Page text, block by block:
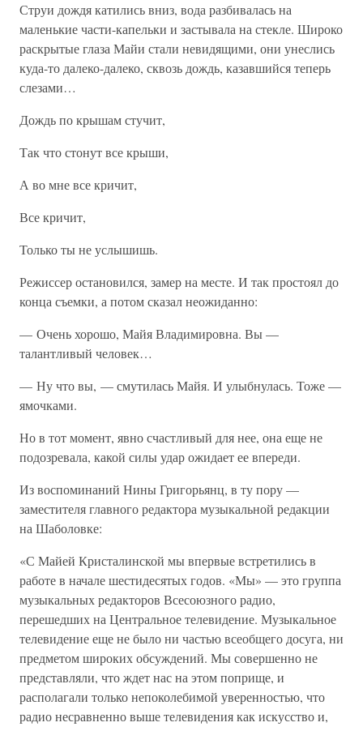
Струи дождя катились вниз, вода разбивалась на
маленькие части-капельки и застывала на стекле. Широко
раскрытые глаза Майи стали невидящими, они унеслись
куда-то далеко-далеко, сквозь дождь, казавшийся теперь
слезами…
Дождь по крышам стучит,
Так что стонут все крыши,
А во мне все кричит,
Все кричит,
Только ты не услышишь.
Режиссер остановился, замер на месте. И так простоял до
конца съемки, а потом сказал неожиданно:
— Очень хорошо, Майя Владимировна. Вы —
талантливый человек…
— Ну что вы, — смутилась Майя. И улыбнулась. Тоже —
ямочками.
Но в тот момент, явно счастливый для нее, она еще не
подозревала, какой силы удар ожидает ее впереди.
Из воспоминаний Нины Григорьянц, в ту пору —
заместителя главного редактора музыкальной редакции
на Шаболовке:
«С Майей Кристалинской мы впервые встретились в
работе в начале шестидесятых годов. «Мы» — это группа
музыкальных редакторов Всесоюзного радио,
перешедших на Центральное телевидение. Музыкальное
телевидение еще не было ни частью всеобщего досуга, ни
предметом широких обсуждений. Мы совершенно не
представляли, что ждет нас на этом поприще, и
располагали только непоколебимой уверенностью, что
радио несравненно выше телевидения как искусство и,